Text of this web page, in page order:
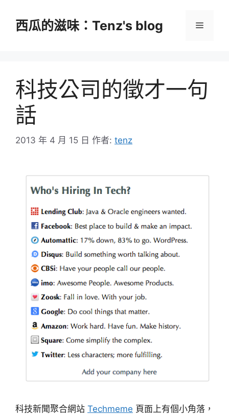
西瓜的滋味：Tenz's blog 選
科技公司的徵才一句
話
2013 年 4 月 15 日 作者: tenz
科技新聞聚合網站 Techmeme 頁面上有個小角落，